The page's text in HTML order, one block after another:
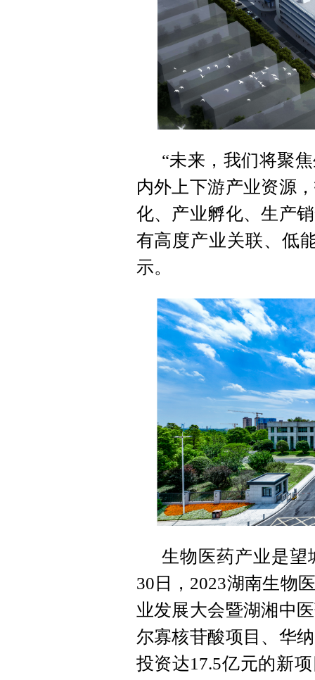
“未来，我们将聚
内外上下游产业资源
化、产业孵化、生产
有高度产业关联、低
示。
生物医药产业是望
30日，2023湖南生物
业发展大会暨湖湘中
尔寡核苷酸项目、华
投资达17.5亿元的新